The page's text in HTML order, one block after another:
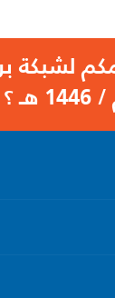
لشبكة